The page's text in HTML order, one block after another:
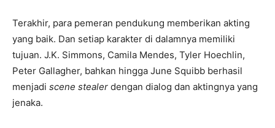
Terakhir, para pemeran pendukung memberikan akting
yang baik. Dan setiap karakter di dalamnya memiliki
tujuan. J.K. Simmons, Camila Mendes, Tyler Hoechlin,
Peter Gallagher, bahkan hingga June Squibb berhasil
menjadi scene stealer dengan dialog dan aktingnya yang
jenaka.